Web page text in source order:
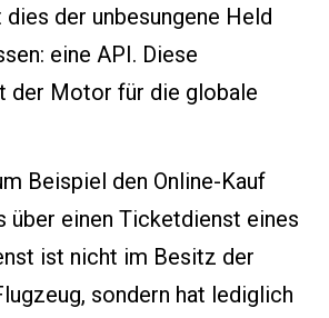
der unbesungene Held
eine API. Diese
der Motor für die globale
Beispiel den Online-Kauf
über einen Ticketdienst eines
ist nicht im Besitz der
sondern hat lediglich